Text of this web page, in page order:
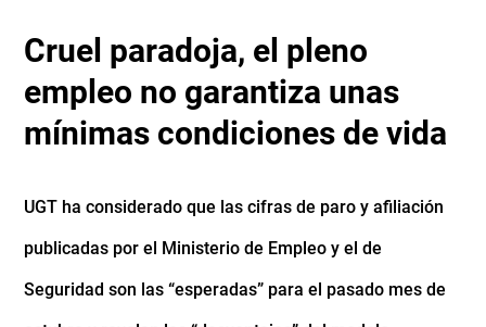
Cruel paradoja, el pleno
empleo no garantiza unas
mínimas condiciones de vida
UGT ha considerado que las cifras de paro y afiliación
publicadas por el Ministerio de Empleo y el de
Seguridad son las “esperadas” para el pasado mes de